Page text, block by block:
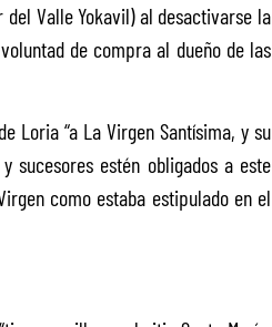
del Valle Yokavil) al desactivarse la
de compra al dueño de las
Loria “a La Virgen Santísima, y su
sucesores estén obligados a este
como estaba estipulado en el